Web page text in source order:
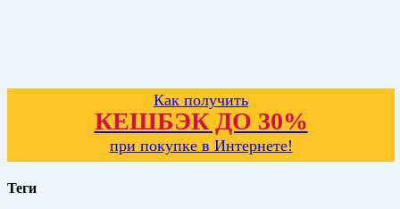
Как получить
КЕШБЭК ДО 30%
при покупке в Интернете!
Теги